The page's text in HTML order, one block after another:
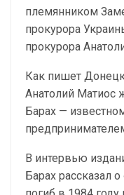
племянником
прокурора
прокурора
Как пишет
Анатолий Матиос
Барах —
В интервью
Барах рассказал